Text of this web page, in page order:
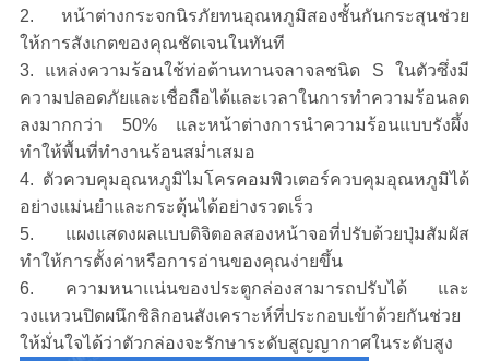
2. หน้าต่างกระจกนิรภัยทนอุณหภูมิสองชั้นกันกระสุนช่วย
ให้การสังเกตของคุณชัดเจนในทันที
3. แหล่งความร้อนใช้ท่อต้านทานจลาจลชนิด S ในตัวซึ่งมี
ความปลอดภัยและเชื่อถือได้และเวลาในการทำความร้อนลด
ลงมากกว่า 50% และหน้าต่างการนำความร้อนแบบรังผึ้ง
ทำให้พื้นที่ทำงานร้อนสม่ำเสมอ
4. ตัวควบคุมอุณหภูมิไมโครคอมพิวเตอร์ควบคุมอุณหภูมิได้
อย่างแม่นยำและกระตุ้นได้อย่างรวดเร็ว
5. แผงแสดงผลแบบดิจิตอลสองหน้าจอที่ปรับด้วยปุ่มสัมผัส
ทำให้การตั้งค่าหรือการอ่านของคุณง่ายขึ้น
6. ความหนาแน่นของประตูกล่องสามารถปรับได้ และ
วงแหวนปิดผนึกซิลิกอนสังเคราะห์ที่ประกอบเข้าด้วยกันช่วย
ให้มั่นใจได้ว่าตัวกล่องจะรักษาระดับสูญญากาศในระดับสูง